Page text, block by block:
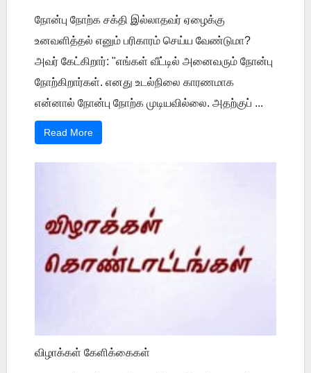
நோன்பு நோற்க சக்தி இல்லாதவர் ஏழைக்கு
உனவளித்தல் எனும் பரிகாரம் செய்ய வேண்டுமா?
அவர் கேட்கிறார்: "எங்கள் வீட்டில் அனைவரும் நோன்பு
நோற்கிறார்கள். எனது உடல்நிலை காரணமாக
என்னால் நோன்பு நோற்க முடியவில்லை. அதற்குப் ...
Read More
விழாக்கள் கேளிக்கைகள்